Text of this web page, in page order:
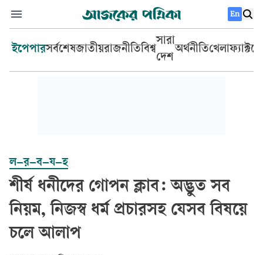
En
ইপেপারসর্বশেষজাতীয়রাজনীতিবিশ্ব
সারা
দেশ
অর্থনীতিখেলা
ল–র–ব–য–হ
শীর্ষ ধনীদের গোপন ক্লাব: অদ্ভুত সব
নিয়ম, নিজস্ব ধর্ম প্রচারসহ যেসব বিষয়ে
চলে আলাপ